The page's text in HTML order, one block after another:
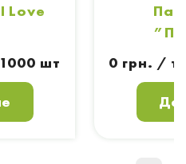
Love
шт
0 грн. /